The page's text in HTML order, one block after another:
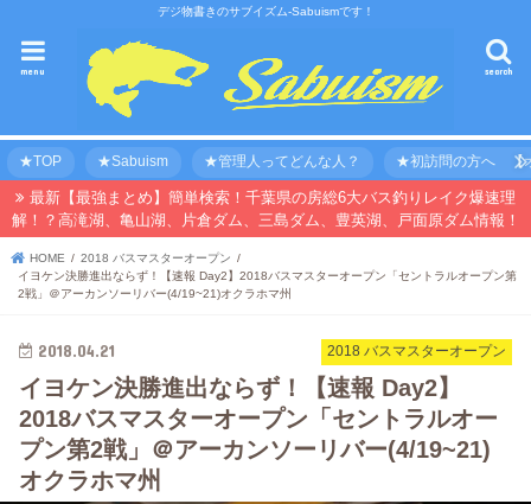
デジ物書きのサブイズム-Sabuismです！
search
menu
★TOP ★Sabuism ★管理人ってどんな人？ ★初訪問の方へ 【
最新【最強まとめ】簡単検索！千葉県の房総6大バス釣りレイク爆速理
解！？高滝湖、亀山湖、片倉ダム、三島ダム、豊英湖、戸面原ダム情報！
HOME
2018 バスマスターオープン
イヨケン決勝進出ならず！【速報 Day2】2018バスマスターオープン「セントラルオープン第
2戦」＠アーカンソーリバー(4/19~21)オクラホマ州
2018 バスマスターオープン
2018.04.21
イヨケン決勝進出ならず！【速報 Day2】
2018バスマスターオープン「セントラルオー
プン第2戦」＠アーカンソーリバー(4/19~21)
オクラホマ州